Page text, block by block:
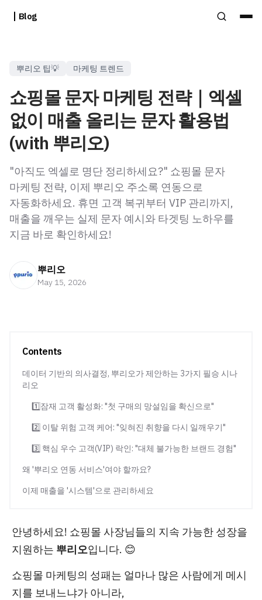
Blog
뿌리오 팁💡 마케팅 트렌드
쇼핑몰 문자 마케팅 전략｜엑셀
없이 매출 올리는 문자 활용법
(with 뿌리오)
"아직도 엑셀로 명단 정리하세요?" 쇼핑몰 문자
마케팅 전략, 이제 뿌리오 주소록 연동으로
자동화하세요. 휴면 고객 복귀부터 VIP 관리까지,
매출을 깨우는 실제 문자 예시와 타겟팅 노하우를
지금 바로 확인하세요!
뿌리오
May 15, 2026
Contents
데이터 기반의 의사결정, 뿌리오가 제안하는 3가지 필승 시나
리오
1️⃣잠재 고객 활성화: "첫 구매의 망설임을 확신으로"
2️⃣ 이탈 위험 고객 케어: "잊혀진 취향을 다시 일깨우기"
3️⃣ 핵심 우수 고객(VIP) 락인: "대체 불가능한 브랜드 경험"
왜 '뿌리오 연동 서비스'여야 할까요?
이제 매출을 '시스템'으로 관리하세요
안녕하세요! 쇼핑몰 사장님들의 지속 가능한 성장을
지원하는 뿌리오입니다. 😊
쇼핑몰 마케팅의 성패는 얼마나 많은 사람에게 메시
지를 보내느냐가 아니라,